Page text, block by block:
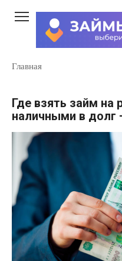
Главная
Где взять займ на
наличными в долг